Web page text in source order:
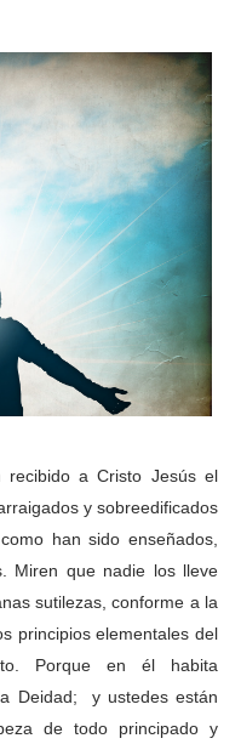
a Cristo Jesús el
y sobreedificados
han sido enseñados,
Miren que nadie los lleve
sutilezas, conforme a la
principios elementales del
Porque en él habita
Deidad; y ustedes están
de todo principado y